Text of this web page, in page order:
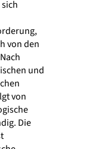
von den
und
von
Die